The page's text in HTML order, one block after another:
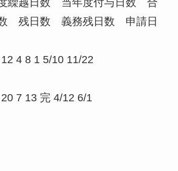
残日数 義務残日数 申請日
4 8 1 5/10 11/22
7 13 完 4/12 6/1